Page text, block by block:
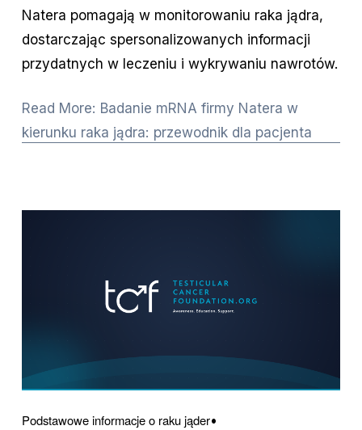
Natera pomagają w monitorowaniu raka jądra,
dostarczając spersonalizowanych informacji
przydatnych w leczeniu i wykrywaniu nawrotów.
Read More: Badanie mRNA firmy Natera w
kierunku raka jądra: przewodnik dla pacjenta
Podstawowe informacje o raku jąder